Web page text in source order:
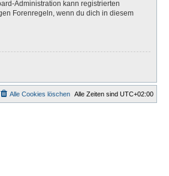
Administration kann registrierten
Forenregeln, wenn du dich in diesem
Alle Zeiten sind UTC+02:00
Alle Cookies löschen